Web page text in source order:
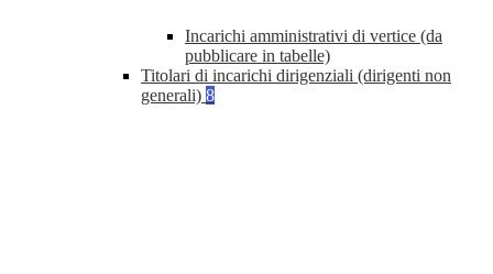
Incarichi amministrativi di vertice (da
pubblicare in tabelle)
Titolari di incarichi dirigenziali (dirigenti non
generali) 8